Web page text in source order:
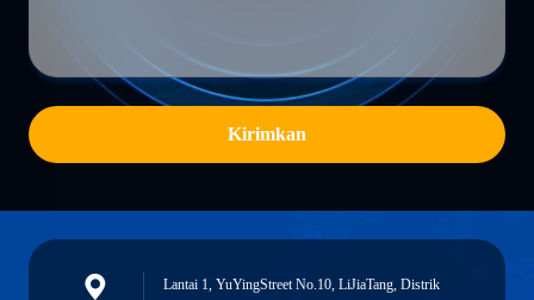
Kirimkan
Lantai 1, YuYingStreet No.10, LiJiaTang, Distrik